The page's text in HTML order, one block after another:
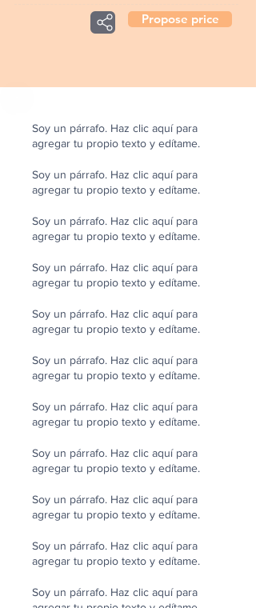
Propose price
Soy un párrafo. Haz clic aquí para
agregar tu propio texto y edítame.
Soy un párrafo. Haz clic aquí para
agregar tu propio texto y edítame.
Soy un párrafo. Haz clic aquí para
agregar tu propio texto y edítame.
Soy un párrafo. Haz clic aquí para
agregar tu propio texto y edítame.
Soy un párrafo. Haz clic aquí para
agregar tu propio texto y edítame.
Soy un párrafo. Haz clic aquí para
agregar tu propio texto y edítame.
Soy un párrafo. Haz clic aquí para
agregar tu propio texto y edítame.
Soy un párrafo. Haz clic aquí para
agregar tu propio texto y edítame.
Soy un párrafo. Haz clic aquí para
agregar tu propio texto y edítame.
Soy un párrafo. Haz clic aquí para
agregar tu propio texto y edítame.
Soy un párrafo. Haz clic aquí para